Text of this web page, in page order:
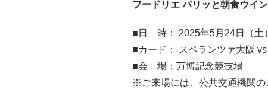
フードリエ パリッと朝食ウイ
■日 時： 2025年5月24日（土
■カード： スペランツァ大阪
■会 場：万博記念競技場
※ご来場には、公共交通機関の